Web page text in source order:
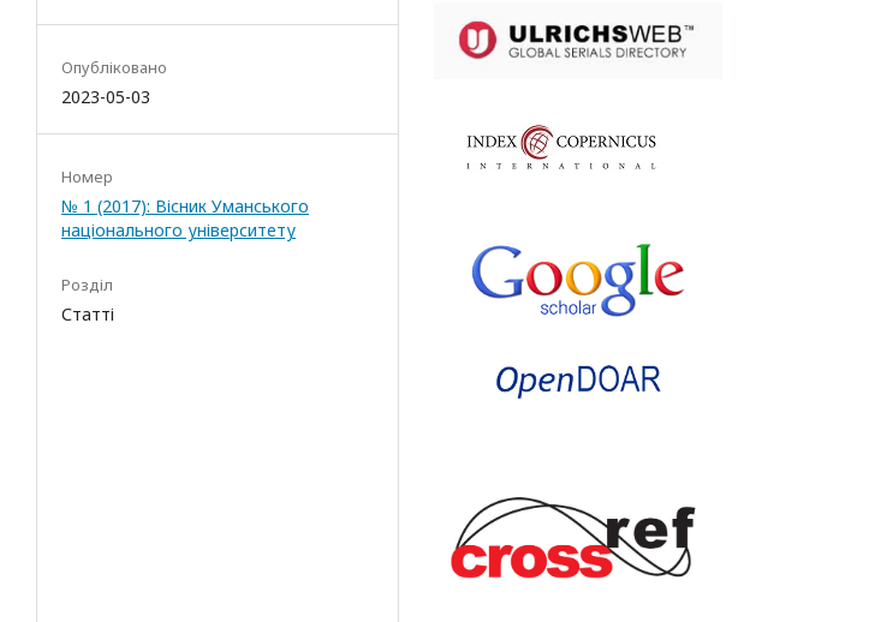
Опубліковано
2023-05-03
Номер
№ 1 (2017): Вісник Уманського
національного університету
Розділ
Статті